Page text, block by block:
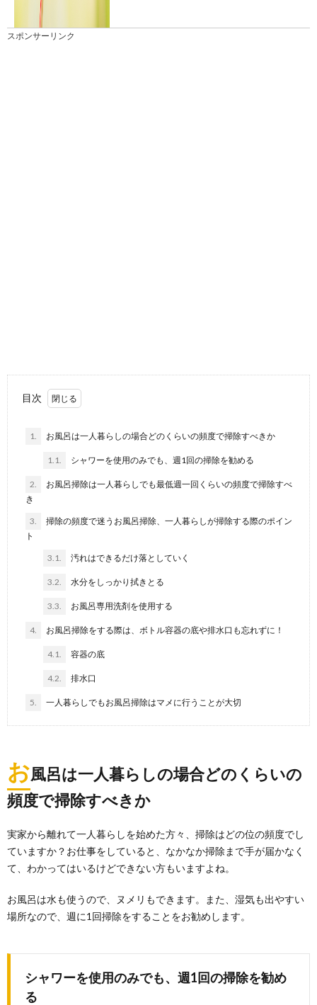
便器の黄ばみが取れない！頑固な黄ばみを除去してキ
庭の草むしりをする時に必要な道具につい
て知りたい
庭付きの一戸建てやマンションは、みんなの憧れの対
ます...
スポンサーリンク
目次
1. お風呂は一人暮らしの場合どのくらいの頻度で掃除すべきか
1.1. シャワーを使用のみでも、週1回の掃除を勧める
2.
お風呂掃除は一人暮らしでも最低週一回くらいの頻度で掃除すべ
き
3.
掃除の頻度で迷うお風呂掃除、一人暮らしが掃除する際のポイン
ト
3.1. 汚れはできるだけ落としていく
3.2. 水分をしっかり拭きとる
3.3. お風呂専用洗剤を使用する
4. お風呂掃除をする際は、ボトル容器の底や排水口も忘れずに！
4.1. 容器の底
4.2. 排水口
5. 一人暮らしでもお風呂掃除はマメに行うことが大切
お風呂は一人暮らしの場合どのくらいの
頻度で掃除すべきか
実家から離れて一人暮らしを始めた方々、掃除はどの位の頻度でし
ていますか？お仕事をしていると、なかなか掃除まで手が届かなく
て、わかってはいるけどできない方もいますよね。
お風呂は水も使うので、ヌメリもできます。また、湿気も出やすい
場所なので、週に1回掃除をすることをお勧めします。
シャワーを使用のみでも、週1回の掃除を勧め
る